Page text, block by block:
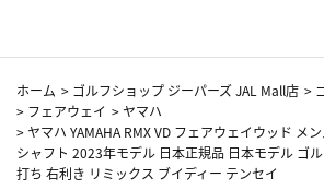
ホーム > ゴルフショップ ジーパーズ JAL Mall店 >
> フェアウェイ >ヤマハ
>ヤマハ YAMAHA RMX VD フェアウェイウッド メ
シャフト 2023年モデル 日本正規品 日本モデル ゴ
打ち 右利き リミックス ブイディー テンセイ